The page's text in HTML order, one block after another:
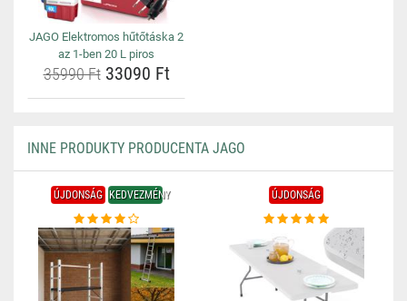
JAGO Elektromos hűtőtáska 2
az 1-ben 20 L piros
35990 Ft33090 Ft
INNE PRODUKTY PRODUCENTA JAGO
ÚJDONSÁG KEDVEZMÉNY ÚJDONSÁG